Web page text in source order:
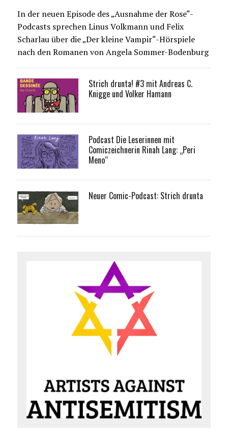
In der neuen Episode des „Ausnahme der Rose“-
Podcasts sprechen Linus Volkmann und Felix
Scharlau über die „Der kleine Vampir“-Hörspiele
nach den Romanen von Angela Sommer-Bodenburg
Strich drunta! #3 mit Andreas C.
Knigge und Volker Hamann
Podcast Die Leserinnen mit
Comiczeichnerin Rinah Lang: „Peri
Meno“
Neuer Comic-Podcast: Strich drunta